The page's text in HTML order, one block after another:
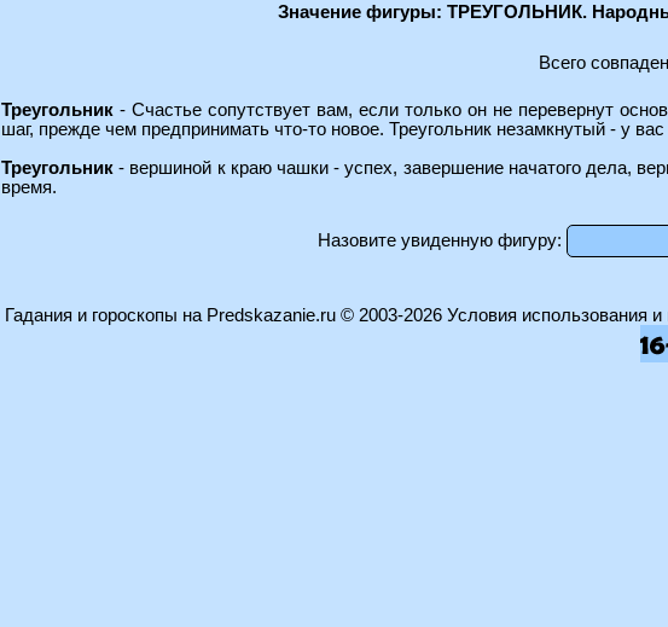
Значение фигуры: ТРЕУГОЛЬНИК.
Всего
Треугольник - Счастье сопутствует вам, если только он не перевернут
шаг, прежде чем предпринимать что-то новое. Треугольник незамкнутый - у
Треугольник - вершиной к краю чашки - успех, завершение начатого дела,
время.
Назовите увиденную фигуру:
Гадания и гороскопы на Predskazanie.ru© 2003-2026 Условия использования и